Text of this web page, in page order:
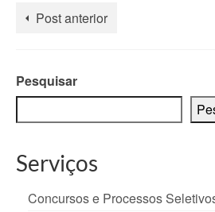
Post anterior
Pesquisar
Serviços
Concursos e Processos